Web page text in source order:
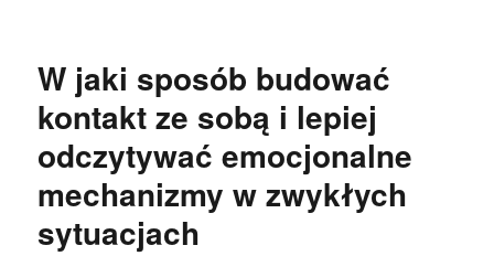
W jaki sposób budować
kontakt ze sobą i lepiej
odczytywać emocjonalne
mechanizmy w zwykłych
sytuacjach